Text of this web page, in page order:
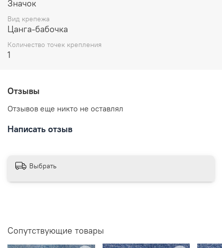
цанга-бабочка.
Размеры: высота 23 мм
Отправляем в течении 3 рабочих дней с момента
Значок
Вид крепежа
Цанга-бабочка
Количество точек крепления
1
Отзывы
Отзывов еще никто не оставлял
Написать отзыв
Выбрать
Сопутствующие товары